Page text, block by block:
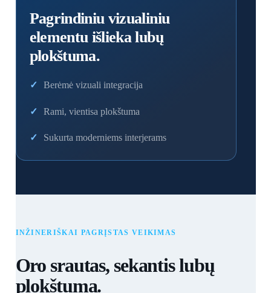
Pagrindiniu vizualiniu
elementu išlieka lubų
plokštuma.
Berėmė vizuali integracija
Rami, vientisa plokštuma
Sukurta moderniems interjerams
INŽINERIŠKAI PAGRĮSTAS VEIKIMAS
Oro srautas, sekantis lubų
plokštuma.